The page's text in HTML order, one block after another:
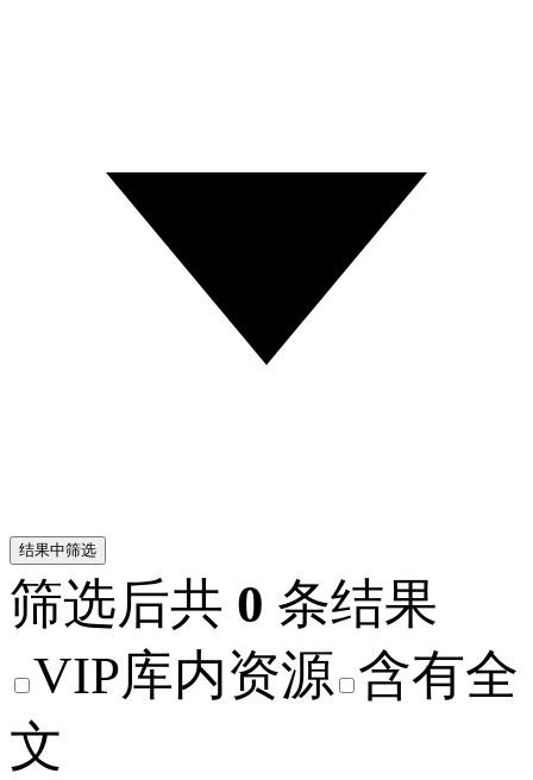
结果中筛选
筛选后共 0 条结果
VIP库内资源 含有全
文